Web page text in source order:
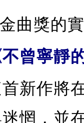
曲獎的
不曾寧靜
新作將
惘，並